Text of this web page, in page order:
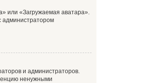
или «Загружаемая аватара».
администратором
и администраторов.
ненужными